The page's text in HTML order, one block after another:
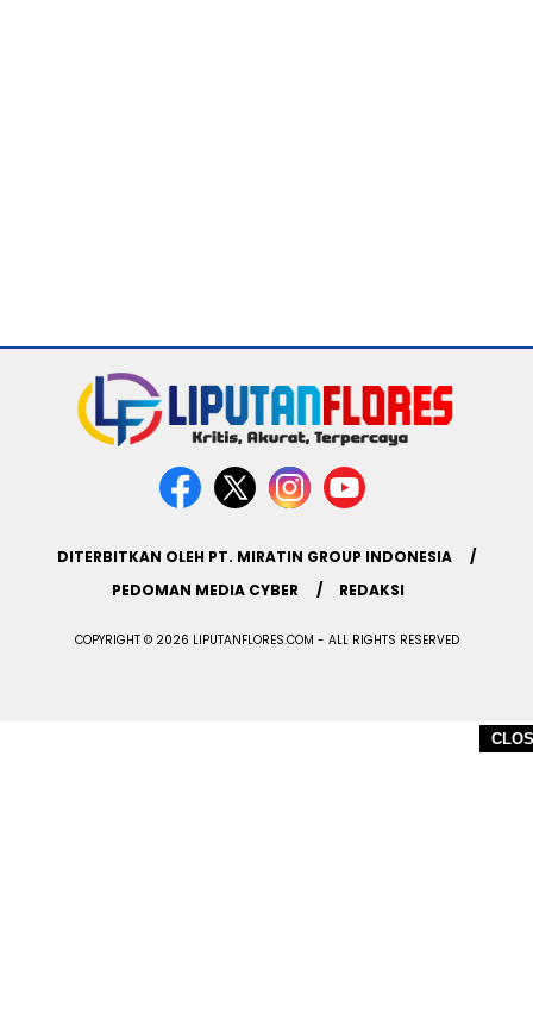
DITERBITKAN OLEH PT. MIRATIN GROUP INDONESIA
PEDOMAN MEDIA CYBER
REDAKSI
COPYRIGHT © 2026 LIPUTANFLORES.COM - ALL RIGHTS RESERVED